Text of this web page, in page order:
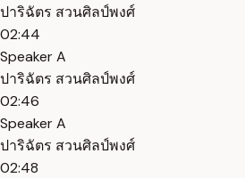
ปาริฉัตร สวนศิลป์พงศ์
02:44
Speaker A
ปาริฉัตร สวนศิลป์พงศ์
02:46
Speaker A
ปาริฉัตร สวนศิลป์พงศ์
02:48